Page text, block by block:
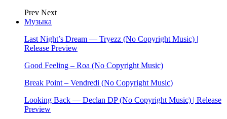
Prev Next
Музыка
Last Night’s Dream — Tryezz (No Copyright Music) |
Release Preview
Good Feeling – Roa (No Copyright Music)
Break Point – Vendredi (No Copyright Music)
Looking Back — Declan DP (No Copyright Music) | Release
Preview